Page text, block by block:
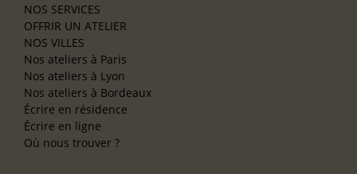
NOS SERVICES
OFFRIR UN ATELIER
NOS VILLES
Nos ateliers à Paris
Nos ateliers à Lyon
Nos ateliers à Bordeaux
Écrire en résidence
Écrire en ligne
Où nous trouver ?